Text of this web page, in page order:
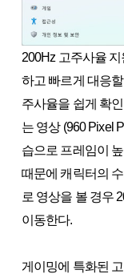
200Hz 고주사율
하고 빠르게 대응
주사율을 쉽게 확
는 영상 (960 Pixel
습으로 프레임이
때문에 캐릭터의
로 영상을 볼 경우
이동한다.
게이밍에 특화된